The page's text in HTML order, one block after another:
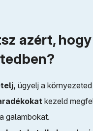
azért,
ügyelj a
kezeld
a galambokat.